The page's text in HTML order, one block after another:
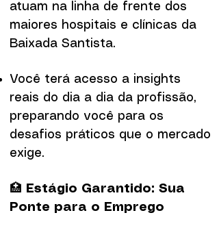
atuam na linha de frente dos
maiores hospitais e clínicas da
Baixada Santista.
Você terá acesso a insights
reais do dia a dia da profissão,
preparando você para os
desafios práticos que o mercado
exige.
🏥
Estágio Garantido: Sua
Ponte para o Emprego